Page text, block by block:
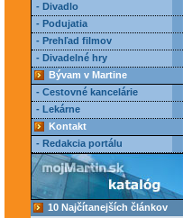
- Divadlo
- Podujatia
- Prehľad filmov
- Divadelné hry
Bývam v Martine
- Cestovné kancelárie
- Lekárne
Kontakt
- Redakcia portálu
10 Najčítanejších článkov